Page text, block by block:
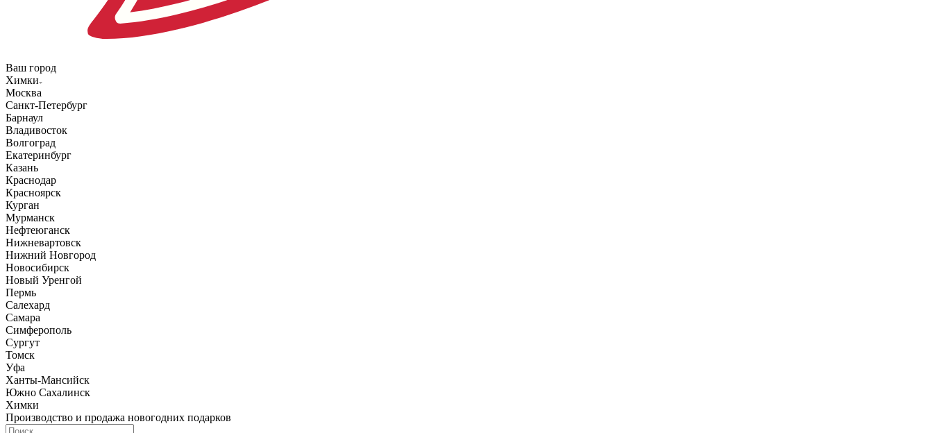
Ваш город
Химки
Москва
Санкт-Петербург
Барнаул
Владивосток
Волгоград
Екатеринбург
Казань
Краснодар
Красноярск
Курган
Мурманск
Нефтеюганск
Нижневартовск
Нижний Новгород
Новосибирск
Новый Уренгой
Пермь
Салехард
Самара
Симферополь
Сургут
Томск
Уфа
Ханты-Мансийск
Южно Сахалинск
Химки
Производство и продажа новогодних подарков